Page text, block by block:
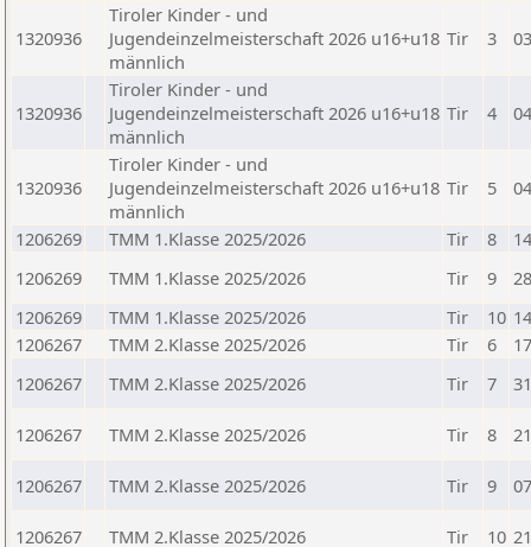
1320936
Tiroler Kinder - und
Jugendeinzelmeisterschaft 2026 u16+u18
männlich
Tir 3
1320936
Tiroler Kinder - und
Jugendeinzelmeisterschaft 2026 u16+u18
männlich
Tir 4
1320936
Tiroler Kinder - und
Jugendeinzelmeisterschaft 2026 u16+u18
männlich
Tir 5
1206269 TMM 1.Klasse 2025/2026 Tir 8
1206269
TMM 1.Klasse 2025/2026 Tir 9
1206269
TMM 1.Klasse 2025/2026 Tir 10
1206267
TMM 2.Klasse 2025/2026 Tir 6
1206267
TMM 2.Klasse 2025/2026 Tir 7
1206267 TMM 2.Klasse 2025/2026 Tir 8
1206267 TMM 2.Klasse 2025/2026 Tir 9
1206267 TMM 2.Klasse 2025/2026 Tir 10